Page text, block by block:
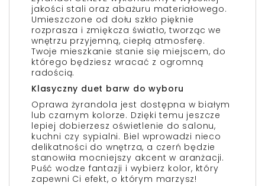
jakości stali oraz abażuru materiałowego.
Umieszczone od dołu szkło pięknie
rozprasza i zmiękcza światło, tworząc we
wnętrzu przyjemną, ciepłą atmosferę.
Twoje mieszkanie stanie się miejscem, do
którego będziesz wracać z ogromną
radością.
Klasyczny duet barw do wyboru
Oprawa żyrandola jest dostępna w białym
lub czarnym kolorze. Dzięki temu jeszcze
lepiej dobierzesz oświetlenie do salonu,
kuchni czy sypialni. Biel wprowadzi nieco
delikatności do wnętrza, a czerń będzie
stanowiła mocniejszy akcent w aranżacji.
Puść wodze fantazji i wybierz kolor, który
zapewni Ci efekt, o którym marzysz!